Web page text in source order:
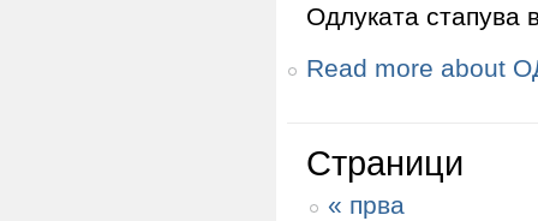
Одлуката стапува
Read more about
Страници
« прва